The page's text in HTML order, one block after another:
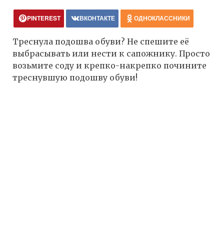
PINTEREST ВКОНТАКТЕ ОДНОКЛАССНИКИ
Треснула подошва обуви? Не спешите её
выбрасывать или нести к сапожнику. Просто
возьмите соду и крепко-накрепко почините
треснувшую подошву обуви!